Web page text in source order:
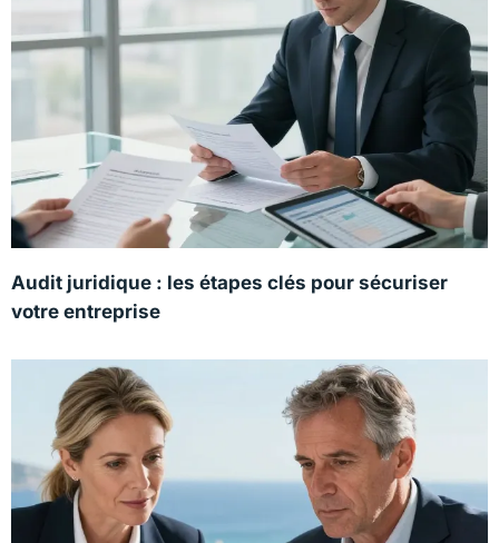
Audit juridique : les étapes clés pour sécuriser
votre entreprise